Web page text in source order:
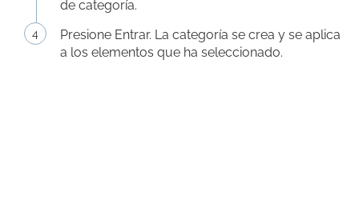
de categoría.
Presione Entrar. La categoría se crea y se aplica
a los elementos que ha seleccionado.